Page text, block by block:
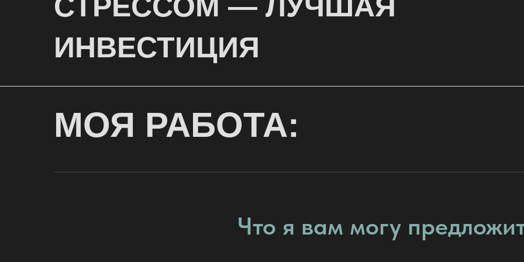
ИНВЕСТИЦИЯ
МОЯ РАБОТА:
Что я вам могу